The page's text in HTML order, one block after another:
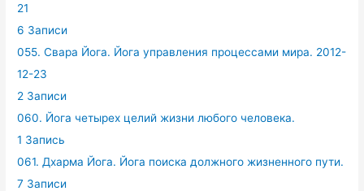
21
6 Записи
055. Свара Йога. Йога управления процессами мира. 2012-
12-23
2 Записи
060. Йога четырех целий жизни любого человека.
1 Запись
061. Дхарма Йога. Йога поиска должного жизненного пути.
7 Записи